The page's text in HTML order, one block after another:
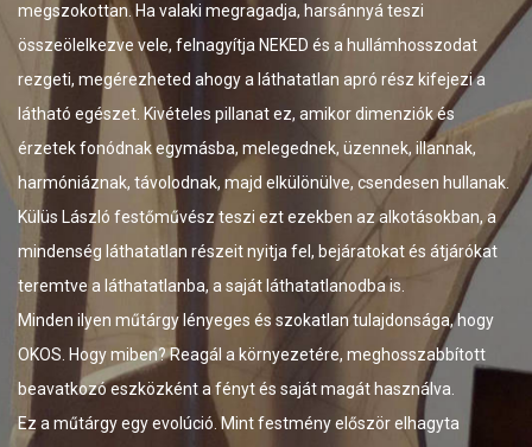
megragadja, harsánnyá teszi
NEKED és a hullámhosszodat
a láthatatlan apró rész kifejezi a
pillanat ez, amikor dimenziók és
melegednek, üzennek, illannak,
majd elkülönülve, csendesen hullanak.
teszi ezt ezekben az alkotásokban, a
nyitja fel, bejáratokat és átjárókat
a saját láthatatlanodba is.
és szokatlan tulajdonsága, hogy
a környezetére, meghosszabbított
a fényt és saját magát használva.
Mint festmény először elhagyta
.. amely kitört síkbeli
dimenziót és jelentést
irányokból más
illetve háttérként a
látvány minden
gondolatokat és
képest egy
az alkotásnak, ami
szabadulva szabad
határa, a szemlélő
tekintetének sem kell
visszaugrani. A
még egy